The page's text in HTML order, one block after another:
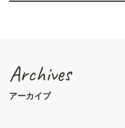
Archives
アーカイブ